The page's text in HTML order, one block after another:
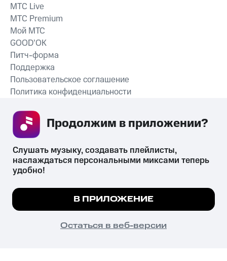
СКАЧАТЬ ПРИЛОЖЕНИЕ
MTС Live
MTС Premium
Мой МТС
GOOD’OK
Питч-форма
Поддержка
Пользовательское соглашение
Политика конфиденциальности
психотропных веществ, их аналогов причиняет вред здоровью,
их незаконный оборот запрещён и влечёт установленную
законодательством ответственность.
© 2026 ООО «КИОН».
Все права защищены
Мы используем куки, чтобы на сайте все
Подробнее
ПОНЯТНО
Слушать музыку, создавать плейлисты,
наслаждаться персональными миксами теперь
удобно!
В ПРИЛОЖЕНИЕ
Остаться в веб-версии